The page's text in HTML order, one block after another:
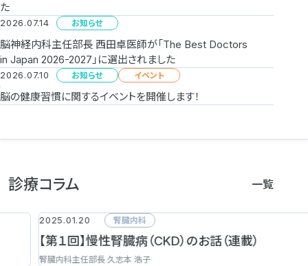
た
2026.07.14 お知らせ
脳神経内科主任部長 西田卓医師が「The Best Doctors
in Japan 2026-2027」に選出されました
2026.07.10 お知らせ イベント
脳の健康習慣に関するイベントを開催します！
診療コラム 一覧
2025.01.20 腎臓内科
【第１回】慢性腎臓病（CKD）のお話（連載）
腎臓内科主任部長 久志本 浩子